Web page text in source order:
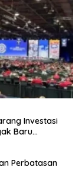
Investasi
Baru
Perbatasan